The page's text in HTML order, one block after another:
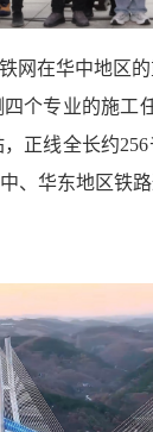
网在华中地区
个专业的施工
正线全长约
、华东地区铁